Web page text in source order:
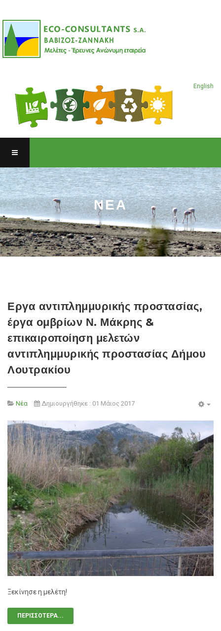
English
ΝΕΑ
Εργα αντιπλημμυρικής προστασίας,
έργα ομβρίων Ν. Μάκρης &
επικαιροποίηση μελετών
αντιπλημμυρικής προστασίας Δήμου
Λουτρακίου
Νέα Δημιουργήθηκε : 01 Μάιος 2017
Ξεκίνησε η μελέτη!
ΠΕΡΙΣΣΌΤΕΡΑ...